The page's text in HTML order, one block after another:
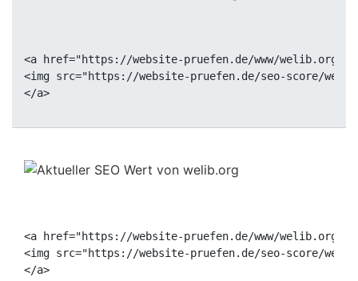
<a href="https://website-pruefen.de/www/welib.org"
<img src="https://website-pruefen.de/seo-score/
<a href="https://website-pruefen.de/www/welib.org"
<img src="https://website-pruefen.de/seo-score/